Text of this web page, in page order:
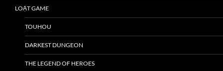
LOẠT GAME
TOUHOU
DARKEST DUNGEON
THE LEGEND OF HEROES